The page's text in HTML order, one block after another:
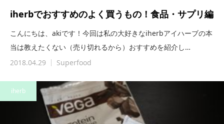
iherbでおすすめのよく買うもの！食品・サプリ編
こんにちは、akiです！今回は私の大好きなiherbアイハーブの本
当は教えたくない（売り切れるから）おすすめを紹介し…
2018.04.29
Superfood
iherb